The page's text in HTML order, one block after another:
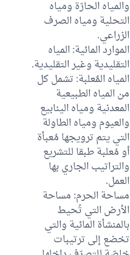
والمياه الحارّة ومياه
التحلية ومياه الصرف
الزراعي.
الموارد المائية: المياه
التقليدية وغير التقليدية.
المياه المٌعلبة: تشمل كل
من المياه الطبيعية
المعدنية ومياه الينابيع
والعيوم ومياه الطاولة
التي يتم ترويجها مُعبأة
أو مُعلبة طبقا للتشريع
والتراتيب الجاري بها
العمل.
مساحة الحرم: مساحة
الأرض التي تُحيط
بالمنشأة المائية والتي
تخضع إلى ترتيبات